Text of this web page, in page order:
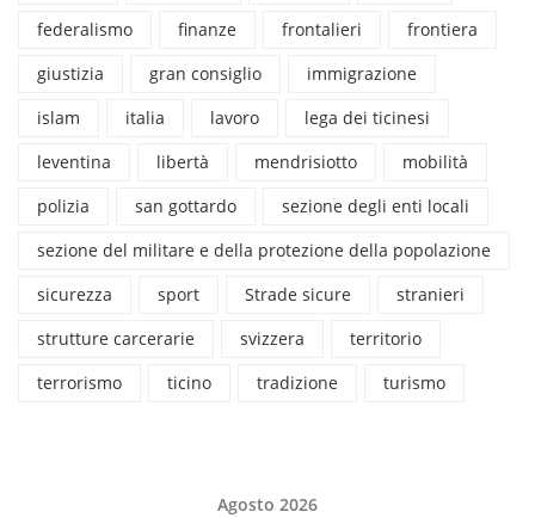
federalismo
finanze frontalieri
frontiera
giustizia
gran consiglio
immigrazione
islam
italia lavoro
lega dei ticinesi
leventina
libertà mendrisiotto
mobilità
polizia
san gottardo
sezione degli enti locali
sezione del militare e della protezione della popolazione
sicurezza
sport Strade sicure
stranieri
strutture carcerarie
svizzera
territorio
terrorismo
ticino tradizione turismo
Agosto 2026